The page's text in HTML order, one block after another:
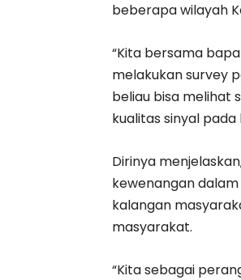
beberapa wilayah
“Kita bersama
melakukan survey
beliau bisa melihat
kualitas sinyal pada
Dirinya
kewenangan
kalangan
masyarakat.
“Kita sebagai